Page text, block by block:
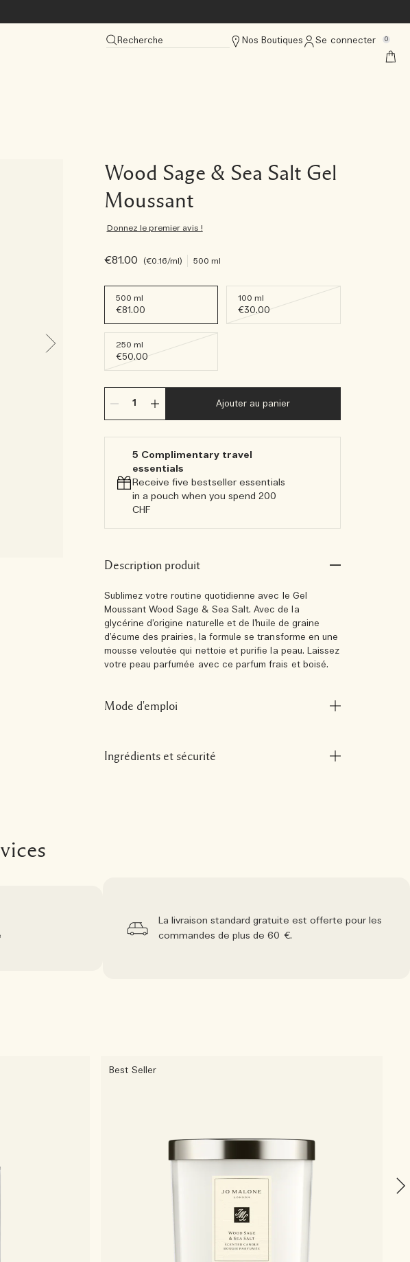
Recherche Nos Boutiques Se connecter 0
Wood Sage & Sea Salt Gel
Moussant
Donnez le premier avis !
€81.00 €0.16/ml 500 ml
500 ml
€81.00
100 ml
€30.00
250 ml
€50.00
Ajouter au panier
5 Complimentary travel
essentials​
Receive five bestseller essentials
in a pouch when you spend 200
CHF
Description produit
Sublimez votre routine quotidienne avec le Gel
Moussant Wood Sage & Sea Salt. Avec de la
glycérine d’origine naturelle et de l’huile de graine
d’écume des prairies, la formule se transforme en une
mousse veloutée qui nettoie et purifie la peau. Laissez
votre peau parfumée avec ce parfum frais et boisé.
Mode d'emploi
Ingrédients et sécurité
La livraison standard gratuite est offerte pour les
commandes de plus de 60 €.
Best Seller